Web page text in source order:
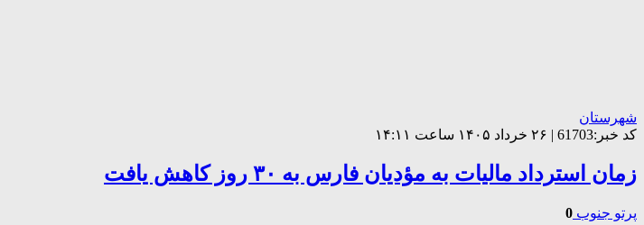
شهرستان
کد خبر:61703 | ۲۶ خرداد ۱۴۰۵ ساعت ۱۴:۱۱
زمان استرداد مالیات به مؤدیان فارس به ۳۰ روز کاهش یافت
پرتو جنوب 0